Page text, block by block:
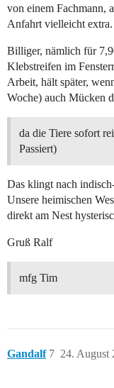
von einem Fachmann,
Anfahrt vielleicht extra.
Billiger, nämlich für
Klebstreifen im
Arbeit, hält später,
Woche) auch Mücken
da die Tiere sofort
Passiert)
Das klingt nach
Unsere heimischen
direkt am Nest
Gruß Ralf
mfg Tim
Gandalf 24. August
7